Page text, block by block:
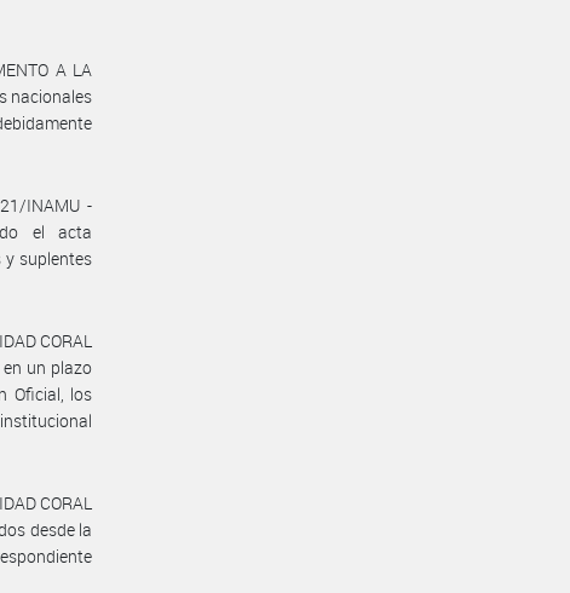
A LA
nacionales
INAMU -
el acta
suplentes
CORAL
un plazo
Oficial, los
CORAL
desde la